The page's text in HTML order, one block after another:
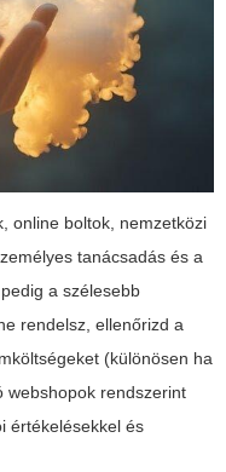
online boltok, nemzetközi
tanácsadás és a
a szélesebb
rendelsz, ellenőrizd a
(különösen ha
webshopok rendszerint
értékelésekkel és